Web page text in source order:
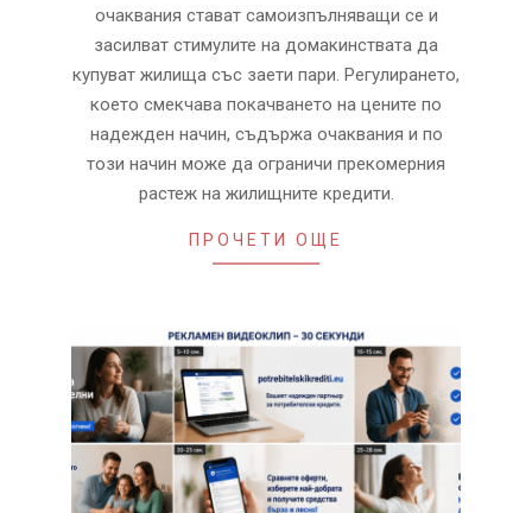
очаквания стават самоизпълняващи се и
засилват стимулите на домакинствата да
купуват жилища със заети пари. Регулирането,
което смекчава покачването на цените по
надежден начин, съдържа очаквания и по
този начин може да ограничи прекомерния
растеж на жилищните кредити.
ПРОЧЕТИ ОЩЕ